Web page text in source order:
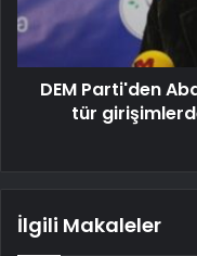
DEM Parti'den
tür
İlgili Makaleler